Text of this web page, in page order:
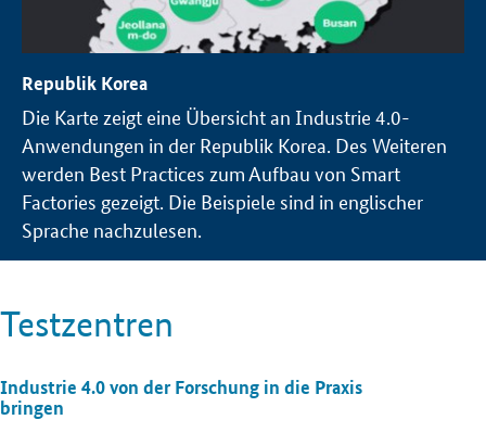
Republik Korea
Die Karte zeigt eine Übersicht an Industrie 4.0-
Anwendungen in der Republik Korea. Des Weiteren
werden Best Practices zum Aufbau von Smart
Factories gezeigt. Die Beispiele sind in englischer
Sprache nachzulesen.
Testzentren
Industrie 4.0 von der Forschung in die Praxis
bringen